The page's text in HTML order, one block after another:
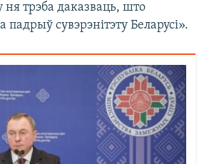
трэба даказваць, што
падрыў сувэрэнітэту Беларусі».​